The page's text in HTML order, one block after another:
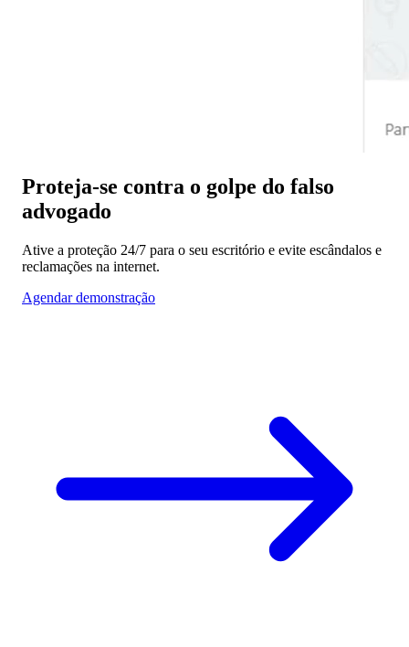
Proteja-se contra o golpe do falso
advogado
Ative a proteção 24/7 para o seu escritório e evite escândalos e
reclamações na internet.
Agendar demonstração